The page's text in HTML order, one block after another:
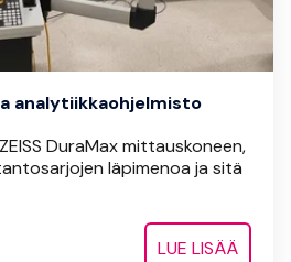
analytiikkaohjelmisto
DuraMax mittauskoneen,
läpimenoa ja sitä
LUE LISÄÄ